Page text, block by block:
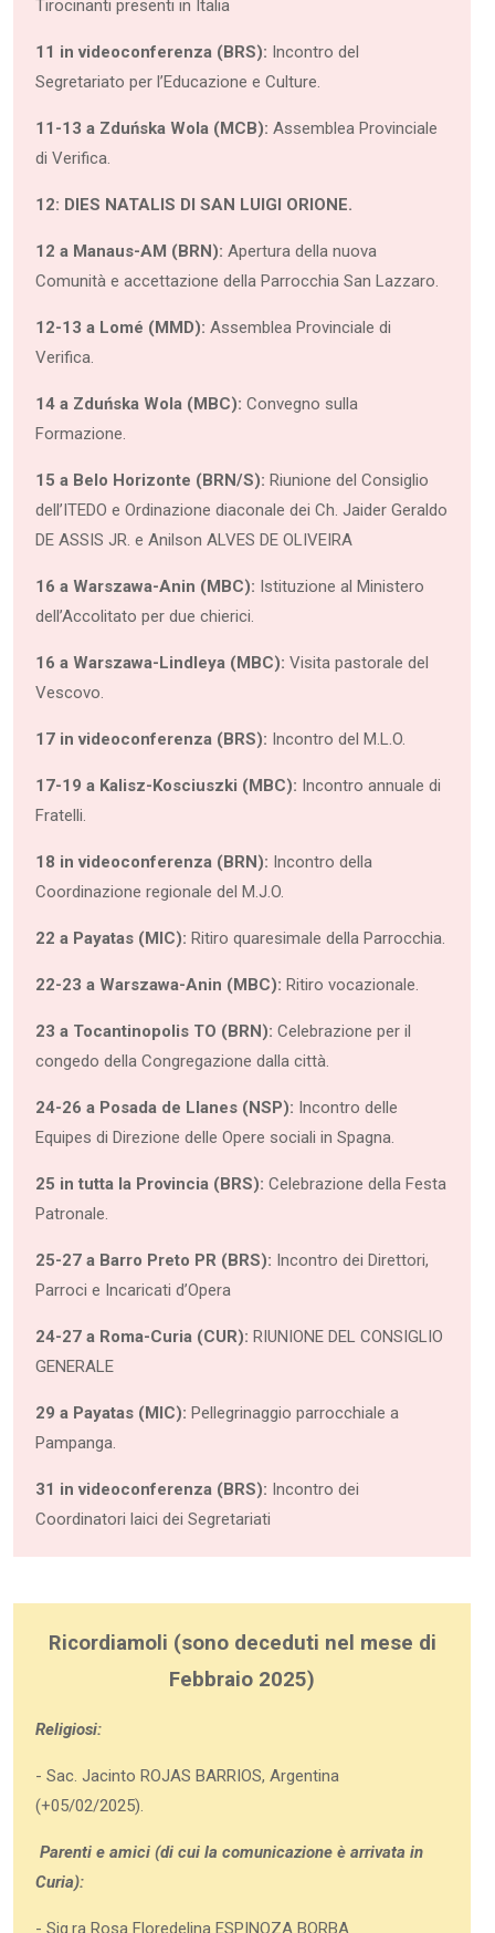
Tirocinanti presenti in Italia
11 in videoconferenza (BRS): Incontro del
Segretariato per l’Educazione e Culture.
11-13 a Zduńska Wola (MCB): Assemblea Provinciale
di Verifica.
12: DIES NATALIS DI SAN LUIGI ORIONE.
12 a Manaus-AM (BRN): Apertura della nuova
Comunità e accettazione della Parrocchia San Lazzaro.
12-13 a Lomé (MMD): Assemblea Provinciale di
Verifica.
14 a Zduńska Wola (MBC): Convegno sulla
Formazione.
15 a Belo Horizonte (BRN/S): Riunione del Consiglio
dell’ITEDO e Ordinazione diaconale dei Ch. Jaider Geraldo
DE ASSIS JR. e Anilson ALVES DE OLIVEIRA
16 a Warszawa-Anin (MBC): Istituzione al Ministero
dell’Accolitato per due chierici.
16 a Warszawa-Lindleya (MBC): Visita pastorale del
Vescovo.
17 in videoconferenza (BRS): Incontro del M.L.O.
17-19 a Kalisz-Kosciuszki (MBC): Incontro annuale di
Fratelli.
18 in videoconferenza (BRN): Incontro della
Coordinazione regionale del M.J.O.
22 a Payatas (MIC): Ritiro quaresimale della Parrocchia.
22-23 a Warszawa-Anin (MBC): Ritiro vocazionale.
23 a Tocantinopolis TO (BRN): Celebrazione per il
congedo della Congregazione dalla città.
24-26 a Posada de Llanes (NSP): Incontro delle
Equipes di Direzione delle Opere sociali in Spagna.
25 in tutta la Provincia (BRS): Celebrazione della Festa
Patronale.
25-27 a Barro Preto PR (BRS): Incontro dei Direttori,
Parroci e Incaricati d’Opera
24-27 a Roma-Curia (CUR): RIUNIONE DEL CONSIGLIO
GENERALE
29 a Payatas (MIC): Pellegrinaggio parrocchiale a
Pampanga.
31 in videoconferenza (BRS): Incontro dei
Coordinatori laici dei Segretariati
Ricordiamoli (sono deceduti nel mese di
Febbraio 2025)
Religiosi:
- Sac. Jacinto ROJAS BARRIOS, Argentina
(+05/02/2025).
Parenti e amici (di cui la comunicazione è arrivata in
Curia):
- Sig.ra Rosa Floredelina ESPINOZA BORBA